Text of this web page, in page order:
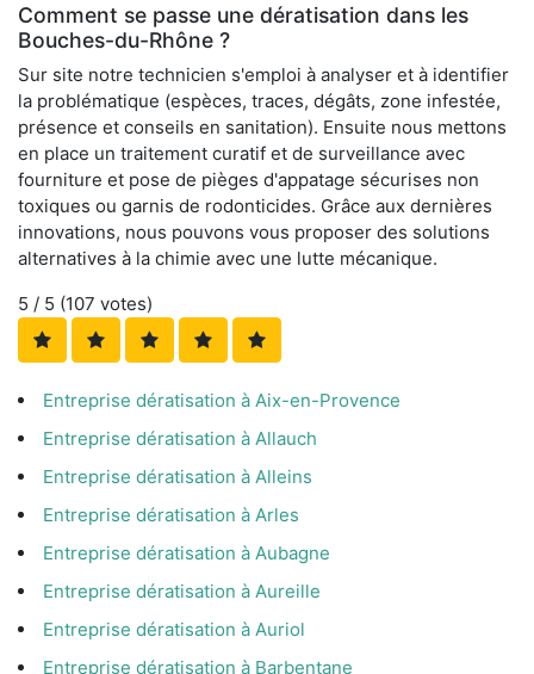
Comment se passe une dératisation dans les
Bouches-du-Rhône ?
Sur site notre technicien s'emploi à analyser et à identifier
la problématique (espèces, traces, dégâts, zone infestée,
présence et conseils en sanitation). Ensuite nous mettons
en place un traitement curatif et de surveillance avec
fourniture et pose de pièges d'appatage sécurises non
toxiques ou garnis de rodonticides. Grâce aux dernières
innovations, nous pouvons vous proposer des solutions
alternatives à la chimie avec une lutte mécanique.
5 / 5 (107 votes)
Entreprise dératisation à Aix-en-Provence
Entreprise dératisation à Allauch
Entreprise dératisation à Alleins
Entreprise dératisation à Arles
Entreprise dératisation à Aubagne
Entreprise dératisation à Aureille
Entreprise dératisation à Auriol
Entreprise dératisation à Barbentane